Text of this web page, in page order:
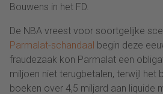
Bouwens in het FD.
De NBA vreest voor soortgelijke
Parmalat-schandaal begin deze
fraudezaak kon Parmalat een
miljoen niet terugbetalen, terwijl het
boeken over 4,5 miljard aan liquide